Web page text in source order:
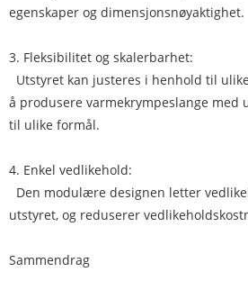
egenskaper og dimensjonsnøyaktighet.
3. Fleksibilitet og skalerbarhet:
Utstyret kan justeres i henhold til
å produsere varmekrympeslange med
til ulike formål.
4. Enkel vedlikehold:
Den modulære designen letter
utstyret, og reduserer
Sammendrag